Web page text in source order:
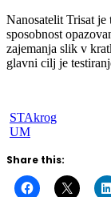
Nanosatelit Trisat
sposobnost
zajemanja slik v
glavni cilj je
STAkrog
UM
Share this: